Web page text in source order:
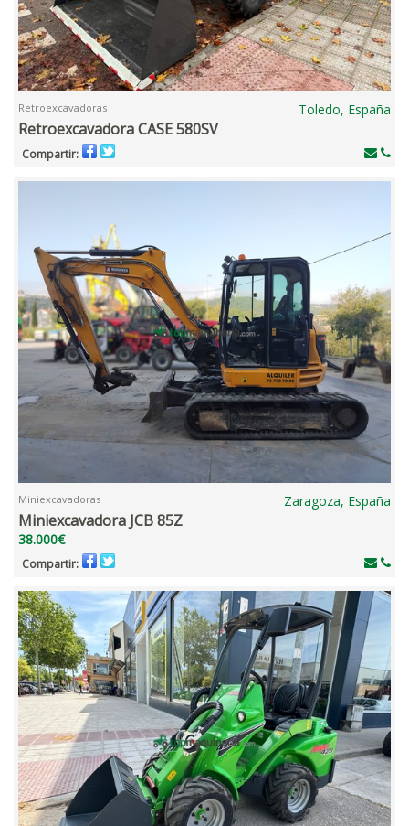
Retroexcavadoras Toledo, España
Retroexcavadora CASE 580SV
Compartir:
Miniexcavadoras Zaragoza, España
Miniexcavadora JCB 85Z
38.000€
Compartir: